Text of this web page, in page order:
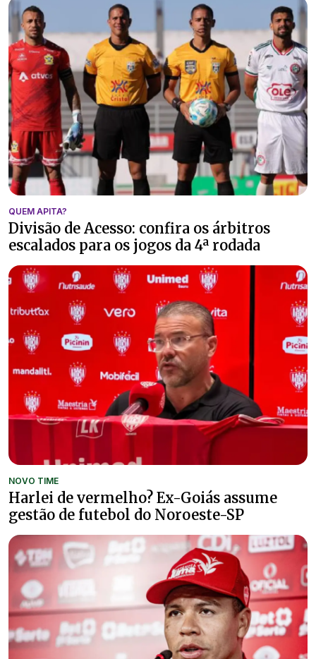
QUEM APITA?
Divisão de Acesso: confira os árbitros
escalados para os jogos da 4ª rodada
NOVO TIME
Harlei de vermelho? Ex-Goiás assume
gestão de futebol do Noroeste-SP